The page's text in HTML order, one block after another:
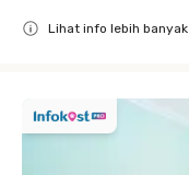
Lihat info lebih banyak